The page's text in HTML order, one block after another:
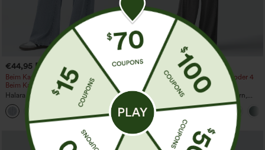
€44,95 EUR
€49,95 EUR
Beim Kauf von 2 Stück 10 % Rabatt |
Beim Kauf von 3 Stück 20 % Rabatt
Halara Flex™ Asymmetrische Low-Rise-
Jeans mit Reißverschlusstaschen,
Baggy-Stil, weitem Bein, gewaschen,
lässig
+5
€35,95 EUR €40,95 EUR
Kaufen Sie 2 Stück für 61,54 € oder 4
Stück für 123,08 €.
Jumpsuit mit verstellbaren Trägern,
gerafftem Detail, weitem Bein und
meliertem Stoff, lässig, mit Taschen -
Easy Peezy